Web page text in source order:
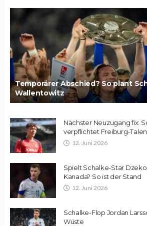
Temporärer Abschied? So plant
Wallentowitz
Nächster Neuzugang fix:
verpflichtet Freiburg-
12. Juni 2026
Spielt Schalke-Star
Kanada? So ist der Stand
12. Juni 2026
Schalke-Flop Jordan
Wüste